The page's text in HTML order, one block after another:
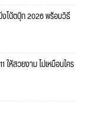
โน้ตบุ๊ก 2026 พร้อมวิธี
ให้สวยงาม ไม่เหมือนใคร